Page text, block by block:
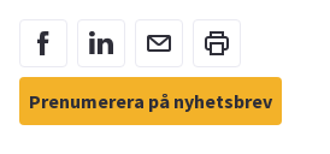
Prenumerera på nyhetsbrev